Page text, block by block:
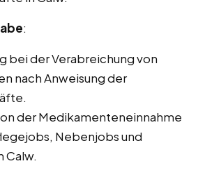
:
bei der Verabreichung von
nach Anweisung der
der Medikamenteneinnahme
Nebenjobs und
Calw.